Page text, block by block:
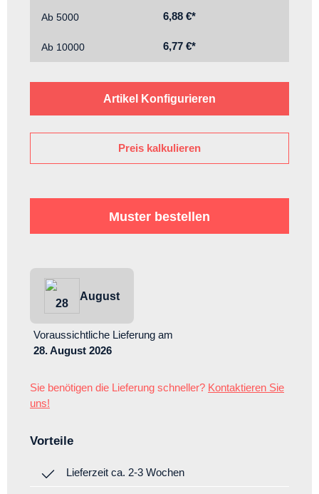
Ab 5000 6,88 €*
Ab 10000 6,77 €*
Artikel Konfigurieren
Preis kalkulieren
Muster bestellen
28
August
Voraussichtliche Lieferung am
28. August 2026
Sie benötigen die Lieferung schneller? Kontaktieren Sie
uns!
Vorteile
Lieferzeit ca. 2-3 Wochen